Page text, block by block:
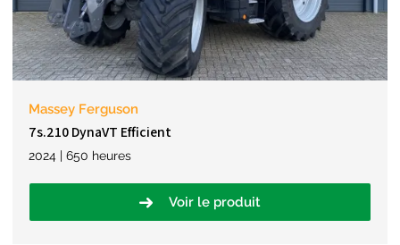
Massey Ferguson
7s.210 DynaVT Efficient
2024 | 650 heures
Voir le produit